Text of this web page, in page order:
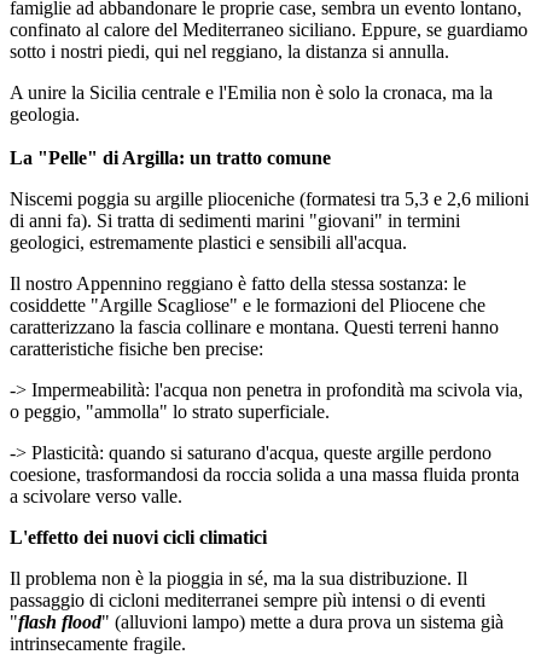
famiglie ad abbandonare le proprie case, sembra un evento lontano,
confinato al calore del Mediterraneo siciliano. Eppure, se guardiamo
sotto i nostri piedi, qui nel reggiano, la distanza si annulla.
A unire la Sicilia centrale e l'Emilia non è solo la cronaca, ma la
geologia.
La "Pelle" di Argilla: un tratto comune
Niscemi poggia su argille plioceniche (formatesi tra 5,3 e 2,6 milioni
di anni fa). Si tratta di sedimenti marini "giovani" in termini
geologici, estremamente plastici e sensibili all'acqua.
Il nostro Appennino reggiano è fatto della stessa sostanza: le
cosiddette "Argille Scagliose" e le formazioni del Pliocene che
caratterizzano la fascia collinare e montana. Questi terreni hanno
caratteristiche fisiche ben precise:
-> Impermeabilità: l'acqua non penetra in profondità ma scivola via,
o peggio, "ammolla" lo strato superficiale.
-> Plasticità: quando si saturano d'acqua, queste argille perdono
coesione, trasformandosi da roccia solida a una massa fluida pronta
a scivolare verso valle.
L'effetto dei nuovi cicli climatici
Il problema non è la pioggia in sé, ma la sua distribuzione. Il
passaggio di cicloni mediterranei sempre più intensi o di eventi
"flash flood" (alluvioni lampo) mette a dura prova un sistema già
intrinsecamente fragile.